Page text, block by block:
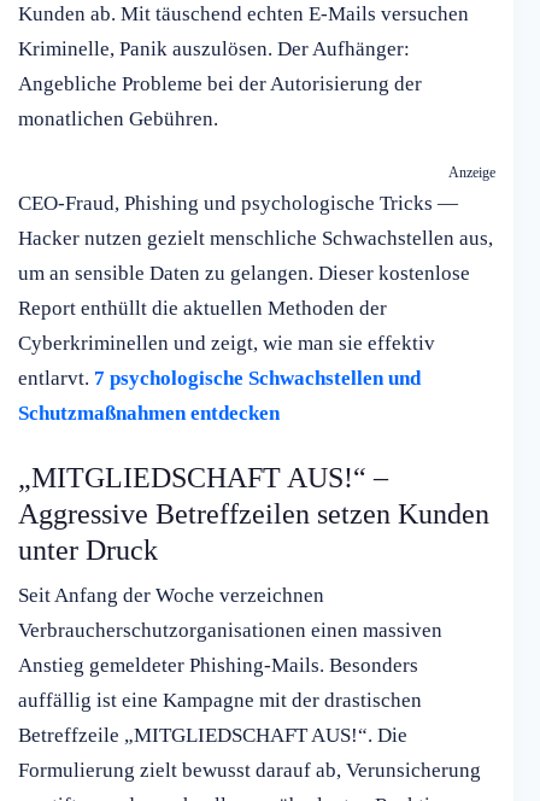
Kunden ab. Mit täuschend echten E-Mails versuchen
Kriminelle, Panik auszulösen. Der Aufhänger:
Angebliche Probleme bei der Autorisierung der
monatlichen Gebühren.
Anzeige
CEO-Fraud, Phishing und psychologische Tricks —
Hacker nutzen gezielt menschliche Schwachstellen aus,
um an sensible Daten zu gelangen. Dieser kostenlose
Report enthüllt die aktuellen Methoden der
Cyberkriminellen und zeigt, wie man sie effektiv
entlarvt. 7 psychologische Schwachstellen und
Schutzmaßnahmen entdecken
„MITGLIEDSCHAFT AUS!“ –
Aggressive Betreffzeilen setzen Kunden
unter Druck
Seit Anfang der Woche verzeichnen
Verbraucherschutzorganisationen einen massiven
Anstieg gemeldeter Phishing-Mails. Besonders
auffällig ist eine Kampagne mit der drastischen
Betreffzeile „MITGLIEDSCHAFT AUS!“. Die
Formulierung zielt bewusst darauf ab, Verunsicherung